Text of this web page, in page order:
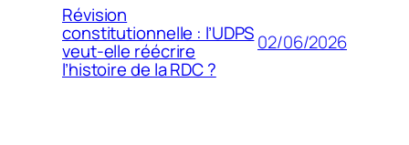
Révision
constitutionnelle : l’UDPS
veut-elle réécrire
l’histoire de la RDC ?
02/06/2026